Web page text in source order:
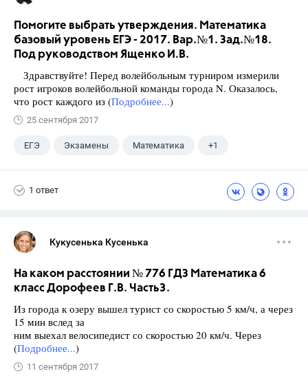
Помогите выбрать утверждения. Математика
базовый уровень ЕГЭ - 2017. Вар.№1. Зад.№18.
Под руководством Ященко И.В.
Здравствуйте! Перед волейбольным турниром измерили
рост игроков волейбольной команды города N. Оказалось,
что рост каждого из (Подробнее...)
25 сентября 2017
ЕГЭ Экзамены Математика +1
1 ответ
Кукусенька Кусенька
На каком расстоянии № 776 ГДЗ Математика 6
класс Дорофеев Г.В. Часть3.
Из города к озеру вышел турист со скоростью 5 км/ч, а через
15 мин вслед за
ним выехал велосипедист со скоростью 20 км/ч. Через
(Подробнее...)
11 сентября 2017